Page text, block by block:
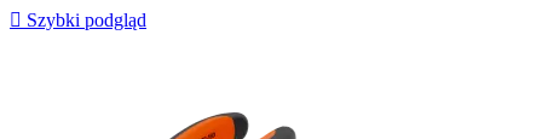
 Szybki podgląd